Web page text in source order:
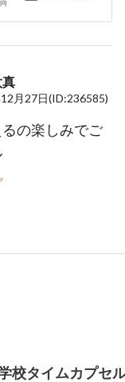
月27日(ID:236585)
の楽しみでご
校タイムカプセ